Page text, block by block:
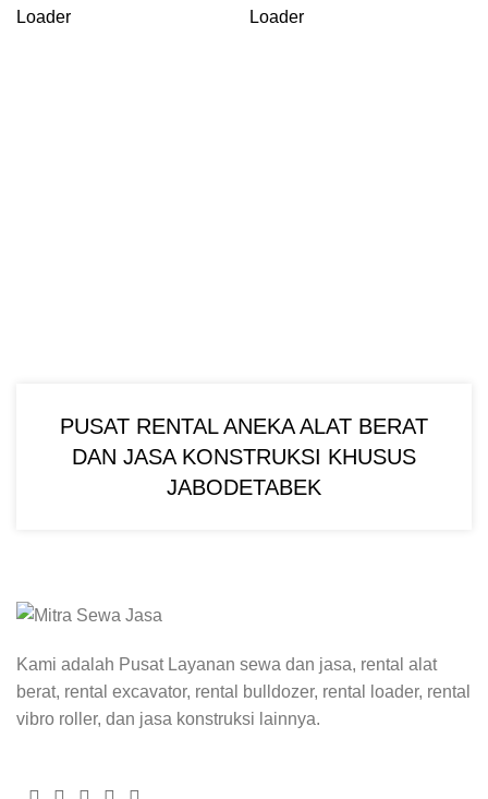
Loader Loader
PUSAT RENTAL ANEKA ALAT BERAT
DAN JASA KONSTRUKSI KHUSUS
JABODETABEK
Kami adalah Pusat Layanan sewa dan jasa, rental alat
berat, rental excavator, rental bulldozer, rental loader, rental
vibro roller, dan jasa konstruksi lainnya.